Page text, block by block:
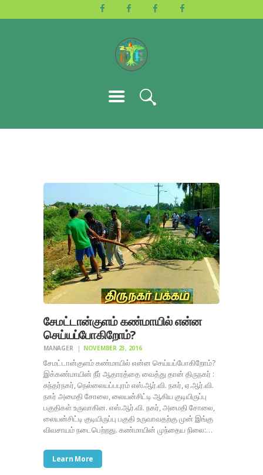
ACTIVITIES
சேமட்டான்குளம் கண்மாயில் என்ன
செய்யப்போகிறோம்?
MANAGER NOVEMBER 23, 2016
சேமட்டான்குளம் கண்மாயில் என்ன செய்யப்போகிறோம்?
இக்கண்மாயின் நீர் ஆதாரத்தை வைத்து தான் திருநகர் :
சுந்தர்நகர், நெல்லையப்பபுரம் எஸ்.ஆர்.வி. நகர், ஏ.ஆர்.வி.
நகர் அமைதி சோலை, லையன்சிட்டி ஆகிய குடியிருப்பு
பகுதிகள் உருவாகின. எஸ்.ஆர்.வி. நகர், அமைதி சோலை,
லையன்சிட்டி குடியிருப்பு பகுதி உருவாவதற்கு முன் இங்கு
விவசாயம் நடைபெற்றது. கண்மாயின் முந்தைய நிலை:…
Learn More